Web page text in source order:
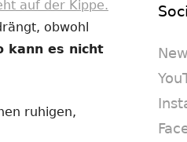
auf der Kippe.
obwohl
kann es nicht
ruhigen,